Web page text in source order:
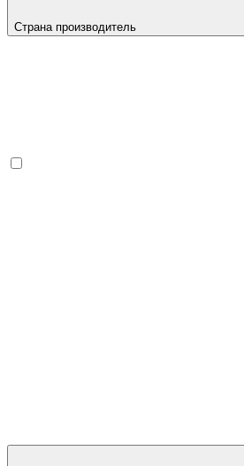
Страна производитель